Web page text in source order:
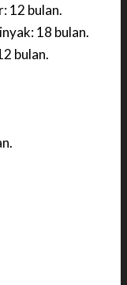
12 bulan.
18 bulan.
bulan.